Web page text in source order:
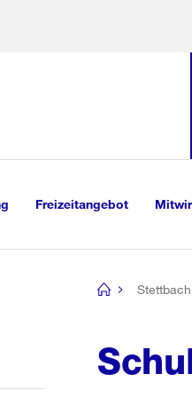
Freizeitangebot
[no
Stettbach